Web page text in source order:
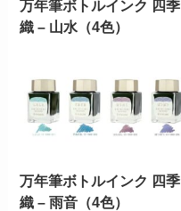
万年筆ボトルインク 四季
織 – 山水（4色）
万年筆ボトルインク 四季
織 – 雨音（4色）